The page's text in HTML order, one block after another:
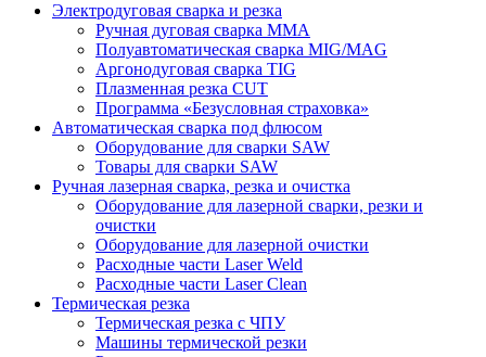
Электродуговая сварка и резка
Ручная дуговая сварка MMA
Полуавтоматическая сварка MIG/MAG
Аргонодуговая сварка TIG
Плазменная резка CUT
Программа «Безусловная страховка»
Автоматическая сварка под флюсом
Оборудование для сварки SAW
Товары для сварки SAW
Ручная лазерная сварка, резка и очистка
Оборудование для лазерной сварки, резки и
очистки
Оборудование для лазерной очистки
Расходные части Laser Weld
Расходные части Laser Clean
Термическая резка
Термическая резка с ЧПУ
Машины термической резки